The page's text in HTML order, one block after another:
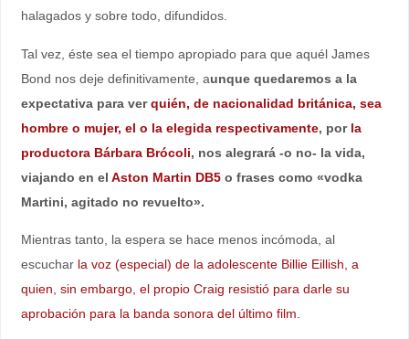
halagados y sobre todo, difundidos.
Tal vez, éste sea el tiempo apropiado para que aquél James
Bond nos deje definitivamente, aunque quedaremos a la
expectativa para verquién, de nacionalidad británica, sea
hombre o mujer, el o la elegida respectivamente, por la
productora Bárbara Brócoli, nos alegrará -o no- la vida,
viajando en el Aston Martin DB5o frases como «vodka
Martini, agitado no revuelto».
Mientras tanto, la espera se hace menos incómoda, al
escuchar la voz (especial) de la adolescente Billie Eillish, a
quien, sin embargo, el propio Craig resistió para darle su
aprobación para la banda sonora del último film.